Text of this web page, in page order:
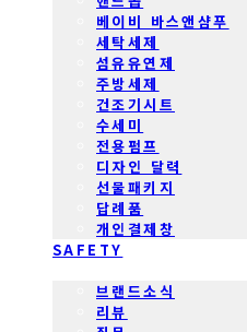
베이비 바스앤샴푸
세탁세제
섬유유연제
주방세제
건조기시트
수세미
전용펌프
디자인 달력
선물패키지
답례품
개인결제창
SAFETY
브랜드소식
리뷰